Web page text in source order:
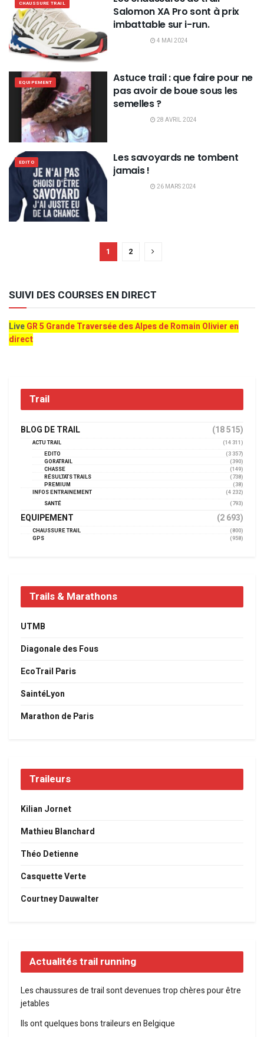
CHAUSSURE TRAIL
Salomon XA Pro sont à prix
imbattable sur i-run.
4 MAI 2024
EQUIPEMENT
Astuce trail : que faire pour ne
pas avoir de boue sous les
semelles ?
28 AVRIL 2024
EDITO
Les savoyards ne tombent
jamais !
26 MARS 2024
1 2
SUIVI DES COURSES EN DIRECT
LiveGR 5 Grande Traversée des Alpes de Romain Olivier en
direct
Trail
BLOG DE TRAIL (18 515)
ACTU TRAIL
(14 311)
EDITO
(3 357)
GORATRAIL
(390)
CHASSE
(149)
RÉSULTATS TRAILS
(738)
PREMIUM
(38)
INFOS ENTRAINEMENT
(4 232)
SANTÉ
(793)
EQUIPEMENT (2 693)
CHAUSSURE TRAIL
(800)
GPS
(958)
Trails & Marathons
UTMB
Diagonale des Fous
EcoTrail Paris
SaintéLyon
Marathon de Paris
Traileurs
Kilian Jornet
Mathieu Blanchard
Théo Detienne
Casquette Verte
Courtney Dauwalter
Actualités trail running
Les chaussures de trail sont devenues trop chères pour être
jetables
Ils ont quelques bons traileurs en Belgique